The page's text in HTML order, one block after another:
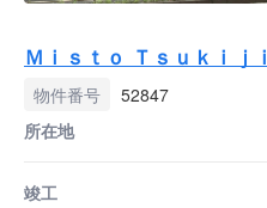
Ｍｉｓｔｏ Ｔｓｕｋｉｊｉ
物件番号
52847
所在地
竣工